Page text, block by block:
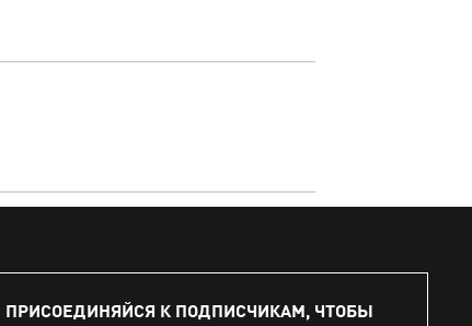
ПРИСОЕДИНЯЙСЯ К ПОДПИСЧИКАМ, ЧТОБЫ